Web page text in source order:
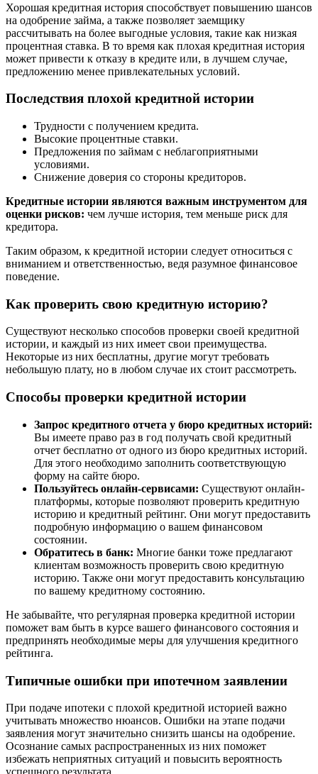
Хорошая кредитная история способствует повышению шансов
на одобрение займа, а также позволяет заемщику
рассчитывать на более выгодные условия, такие как низкая
процентная ставка. В то время как плохая кредитная история
может привести к отказу в кредите или, в лучшем случае,
предложению менее привлекательных условий.
Последствия плохой кредитной истории
Трудности с получением кредита.
Высокие процентные ставки.
Предложения по займам с неблагоприятными
условиями.
Снижение доверия со стороны кредиторов.
Кредитные истории являются важным инструментом для
оценки рисков: чем лучше история, тем меньше риск для
кредитора.
Таким образом, к кредитной истории следует относиться с
вниманием и ответственностью, ведя разумное финансовое
поведение.
Как проверить свою кредитную историю?
Существуют несколько способов проверки своей кредитной
истории, и каждый из них имеет свои преимущества.
Некоторые из них бесплатны, другие могут требовать
небольшую плату, но в любом случае их стоит рассмотреть.
Способы проверки кредитной истории
Запрос кредитного отчета у бюро кредитных историй:
Вы имеете право раз в год получать свой кредитный
отчет бесплатно от одного из бюро кредитных историй.
Для этого необходимо заполнить соответствующую
форму на сайте бюро.
Пользуйтесь онлайн-сервисами: Существуют онлайн-
платформы, которые позволяют проверить кредитную
историю и кредитный рейтинг. Они могут предоставить
подробную информацию о вашем финансовом
состоянии.
Обратитесь в банк: Многие банки тоже предлагают
клиентам возможность проверить свою кредитную
историю. Также они могут предоставить консультацию
по вашему кредитному состоянию.
Не забывайте, что регулярная проверка кредитной истории
поможет вам быть в курсе вашего финансового состояния и
предпринять необходимые меры для улучшения кредитного
рейтинга.
Типичные ошибки при ипотечном заявлении
При подаче ипотеки с плохой кредитной историей важно
учитывать множество нюансов. Ошибки на этапе подачи
заявления могут значительно снизить шансы на одобрение.
Осознание самых распространенных из них поможет
избежать неприятных ситуаций и повысить вероятность